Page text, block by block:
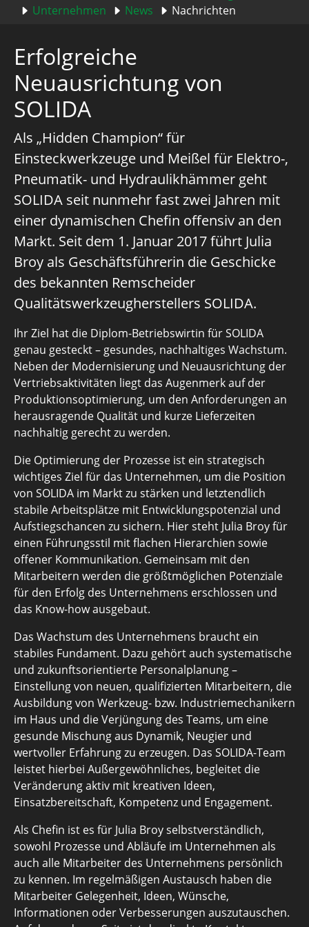
Unternehmen
News Nachrichten
Erfolgreiche
Neuausrichtung von
SOLIDA
Als „Hidden Champion“ für
Einsteckwerkzeuge und Meißel für Elektro-,
Pneumatik- und Hydraulikhämmer geht
SOLIDA seit nunmehr fast zwei Jahren mit
einer dynamischen Chefin offensiv an den
Markt. Seit dem 1. Januar 2017 führt Julia
Broy als Geschäftsführerin die Geschicke
des bekannten Remscheider
Qualitätswerkzeugherstellers SOLIDA.
Ihr Ziel hat die Diplom-Betriebswirtin für SOLIDA
genau gesteckt – gesundes, nachhaltiges Wachstum.
Neben der Modernisierung und Neuausrichtung der
Vertriebsaktivitäten liegt das Augenmerk auf der
Produktionsoptimierung, um den Anforderungen an
herausragende Qualität und kurze Lieferzeiten
nachhaltig gerecht zu werden.
Die Optimierung der Prozesse ist ein strategisch
wichtiges Ziel für das Unternehmen, um die Position
von SOLIDA im Markt zu stärken und letztendlich
stabile Arbeitsplätze mit Entwicklungspotenzial und
Aufstiegschancen zu sichern. Hier steht Julia Broy für
einen Führungsstil mit flachen Hierarchien sowie
offener Kommunikation. Gemeinsam mit den
Mitarbeitern werden die größtmöglichen Potenziale
für den Erfolg des Unternehmens erschlossen und
das Know-how ausgebaut.
Das Wachstum des Unternehmens braucht ein
stabiles Fundament. Dazu gehört auch systematische
und zukunftsorientierte Personalplanung –
Einstellung von neuen, qualifizierten Mitarbeitern, die
Ausbildung von Werkzeug- bzw. Industriemechanikern
im Haus und die Verjüngung des Teams, um eine
gesunde Mischung aus Dynamik, Neugier und
wertvoller Erfahrung zu erzeugen. Das SOLIDA-Team
leistet hierbei Außergewöhnliches, begleitet die
Veränderung aktiv mit kreativen Ideen,
Einsatzbereitschaft, Kompetenz und Engagement.
Als Chefin ist es für Julia Broy selbstverständlich,
sowohl Prozesse und Abläufe im Unternehmen als
auch alle Mitarbeiter des Unternehmens persönlich
zu kennen. Im regelmäßigen Austausch haben die
Mitarbeiter Gelegenheit, Ideen, Wünsche,
Informationen oder Verbesserungen auszutauschen.